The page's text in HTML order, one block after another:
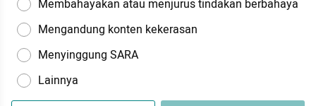
Membahayakan atau menjurus tindakan berbahaya
Mengandung konten kekerasan
Menyinggung SARA
Lainnya